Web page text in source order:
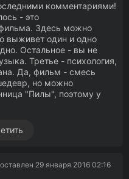
комментариями!
- это
Здесь можно
выживет один и одно
Остальное - вы не
Третье - психология,
Да, фильм - смесь
но можно
"Пилы", поэтому у
оставлен 29 января 2016 02:16